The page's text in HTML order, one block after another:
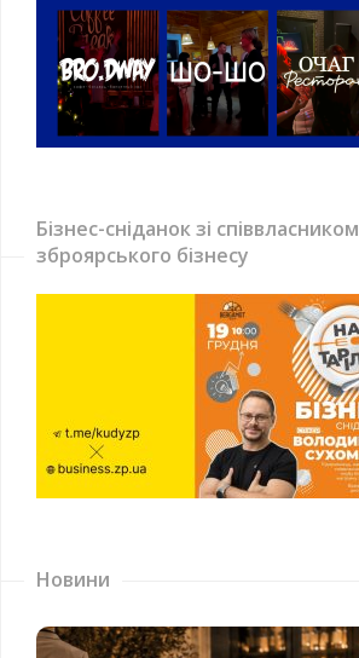
Бізнес-сніданок зі співвласником
зброярського бізнесу
Новини